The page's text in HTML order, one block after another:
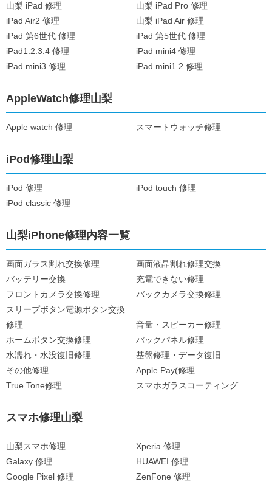
山梨 iPad 修理
山梨 iPad Pro 修理
iPad Air2 修理
山梨 iPad Air 修理
iPad 第6世代 修理
iPad 第5世代 修理
iPad1.2.3.4 修理
iPad mini4 修理
iPad mini3 修理
iPad mini1.2 修理
AppleWatch修理山梨
Apple watch 修理 スマートウォッチ修理
iPod修理山梨
iPod 修理
iPod touch 修理
iPod classic 修理
山梨iPhone修理内容一覧
画面ガラス割れ交換修理
画面液晶割れ修理交換
バッテリー交換
充電できない修理
フロントカメラ交換修理
バックカメラ交換修理
スリープボタン電源ボタン交換
修理
音量・スピーカー修理
ホームボタン交換修理
バックパネル修理
水濡れ・水没復旧修理
基盤修理・データ復旧
その他修理
Apple Pay(修理
True Tone修理
スマホガラスコーティング
スマホ修理山梨
山梨スマホ修理
Xperia 修理
Galaxy 修理
HUAWEI 修理
Google Pixel 修理
ZenFone 修理